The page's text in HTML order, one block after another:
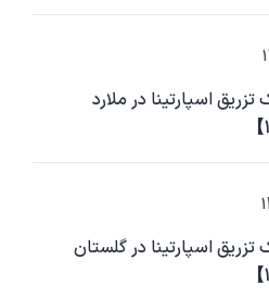
تزریق اسپارتینا در ملارد
تزریق اسپارتینا در گلستان